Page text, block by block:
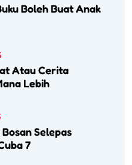
Boleh Buat Anak
Atau Cerita
Lebih
Selepas
7